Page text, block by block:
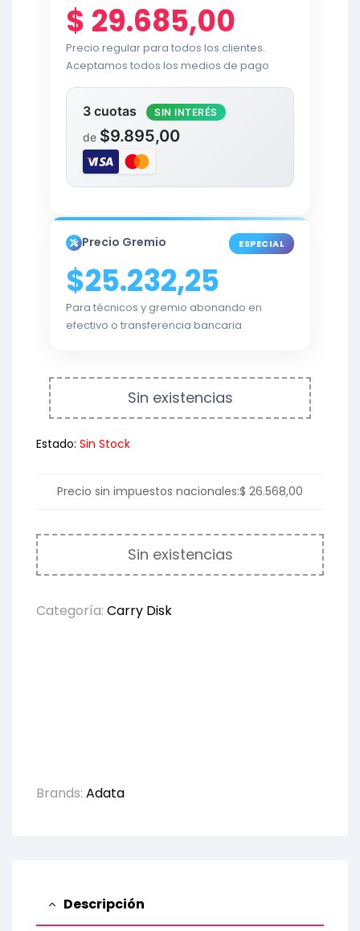
$ 29.685,00
Precio regular para todos los clientes.
Aceptamos todos los medios de pago
3 cuotas SIN INTERÉS
de $9.895,00
Precio Gremio ESPECIAL
$25.232,25
Para técnicos y gremio abonando en
efectivo o transferencia bancaria
Sin existencias
Estado: Sin Stock
Precio sin impuestos nacionales:$ 26.568,00
Sin existencias
Categoría: Carry Disk
Brands: Adata
Descripción